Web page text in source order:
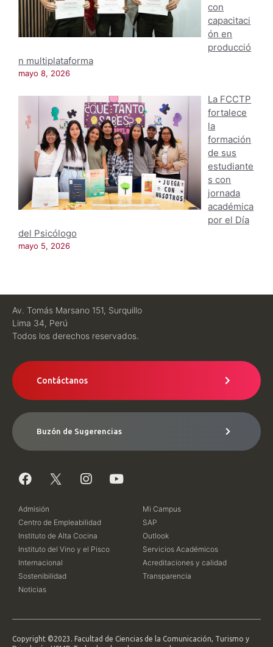
con
capacitaci
ón en
producció
n multiplataforma
mayo 8, 2026
La FCCTP
fortalece
la
formación
de sus
estudiante
s con
jornada
académica
por el Día
del Psicólogo
mayo 5, 2026
Av. Tomás Marsano 151, Surquillo
Lima 34, Perú
Todos los derechos reservados.
Contáctanos
Buzón de Sugerencias
Admisión
Centro de Empleabilidad
Instituto de Alta Cocina
Instituto del Vino y el Pisco
Internacional
Sostenibilidad
Noticias
Mi Campus
SAP
Outlook
Servicios Académicos
Acreditaciones y calidad
Transparencia
Copyright ©2023. Facultad de Ciencias de la Comunicación, Turismo y